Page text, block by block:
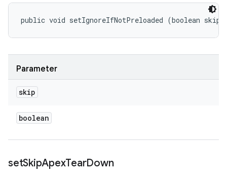
public void setIgnoreIfNotPreloaded (boolean skip)
Parameter
skip
boolean
setSkipApexTearDown